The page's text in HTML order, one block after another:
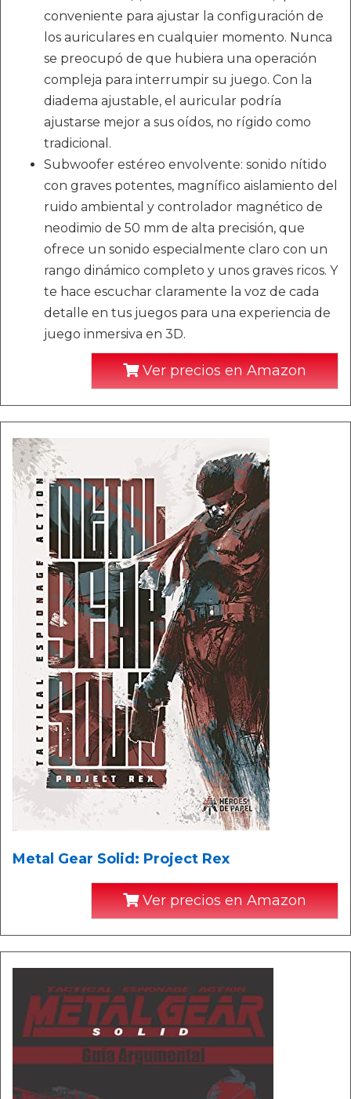
conveniente para ajustar la configuración de
los auriculares en cualquier momento. Nunca
se preocupó de que hubiera una operación
compleja para interrumpir su juego. Con la
diadema ajustable, el auricular podría
ajustarse mejor a sus oídos, no rígido como
tradicional.
Subwoofer estéreo envolvente: sonido nítido
con graves potentes, magnífico aislamiento del
ruido ambiental y controlador magnético de
neodimio de 50 mm de alta precisión, que
ofrece un sonido especialmente claro con un
rango dinámico completo y unos graves ricos. Y
te hace escuchar claramente la voz de cada
detalle en tus juegos para una experiencia de
juego inmersiva en 3D.
Ver precios en Amazon
Metal Gear Solid: Project Rex
Ver precios en Amazon